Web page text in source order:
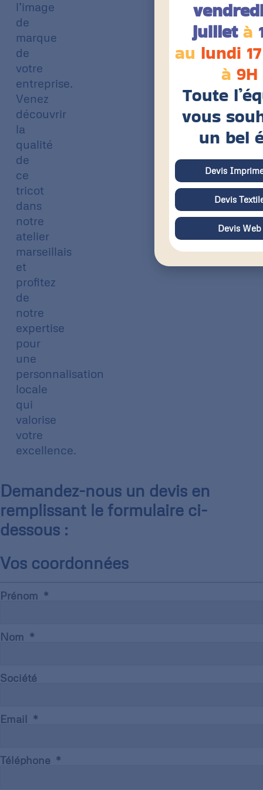
l’image
de
marque
de
votre
entreprise.
Venez
découvrir
la
qualité
de
ce
tricot
dans
notre
atelier
marseillais
et
profitez
de
notre
expertise
pour
une
personnalisation
locale
qui
valorise
votre
excellence.
Demandez-nous un devis en
remplissant le formulaire ci-
dessous :
Vos coordonnées
Prénom
Nom
Société
Email
Téléphone
juilletà
au lundi
à 9H
Toute
vous
un bel
Devis
Devis
Devis Web